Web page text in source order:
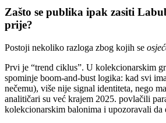
Zašto se publika ipak zasiti
prije?
Postoji nekoliko razloga zbog kojih se
Prvi je “trend ciklus”. U kolekcionarskim
spominje boom-and-bust logika: kad svi
nečemu), više nije signal identiteta, nego
analitičari su već krajem 2025. povlačili
kolekcionarskim balonima i upozoravali da